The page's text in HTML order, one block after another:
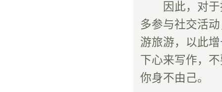
因此，对于
多参与社交活
游旅游，以此
下心来写作，
你身不由己。